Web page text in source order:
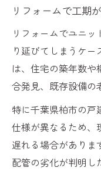
リフォームで工期
リフォームでユニ
り延びてしまうケ
は、住宅の築年数
合発見、既存設備の
特に千葉県柏市の戸
仕様が異なるため、
遅れる場合がありま
配管の劣化が判明し